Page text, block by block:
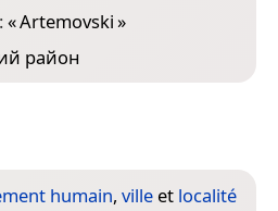
«Artemovski»
район
humain, ville et localité